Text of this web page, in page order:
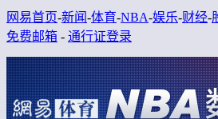
网易首页-新闻-体育-NBA-娱乐-财经-
免费邮箱 - 通行证登录